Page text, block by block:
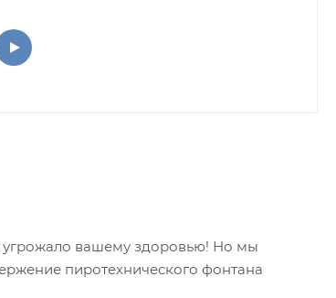
угрожало вашему здоровью! Но мы
пиротехнического фонтана